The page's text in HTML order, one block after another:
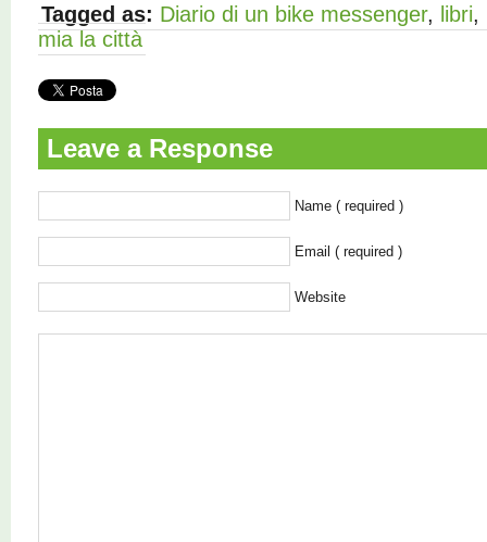
Tagged as: Diario di un bike messenger, libri,
mia la città
Leave a Response
Name ( required )
Email ( required )
Website